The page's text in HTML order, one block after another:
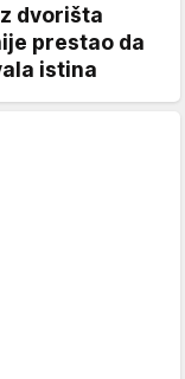
dvorišta
prestao da
istina